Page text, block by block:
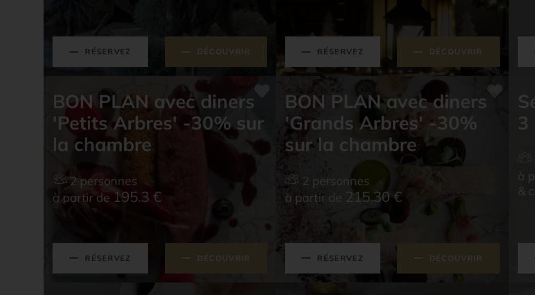
RÉSERVEZ DÉCOUVRIR RÉSERVEZ DÉCOUVRIR
BON PLAN avec diners
'Petits Arbres' -30% sur
la chambre
2 personnes
à partir de 195.3 €
RÉSERVEZ DÉCOUVRIR
BON PLAN avec diners
'Grands Arbres' -30%
sur la chambre
2 personnes
à partir de 215.30 €
RÉSERVEZ DÉCOUVRIR
3
à
&